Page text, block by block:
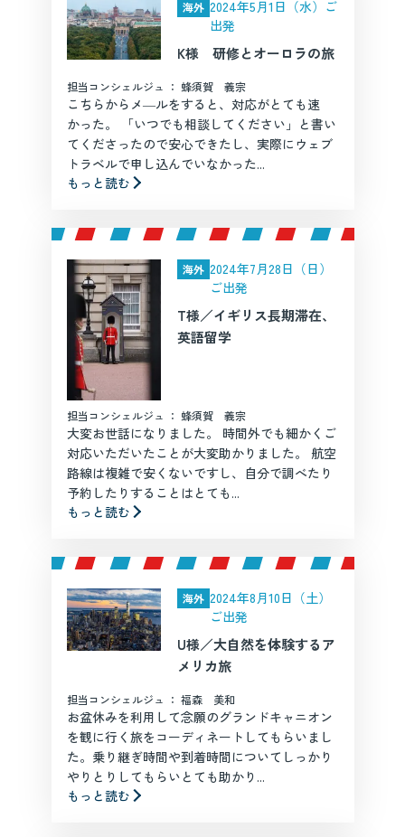
海外 2024年5月1日（水）ご
出発
K様 研修とオーロラの旅
担当コンシェルジュ ： 蜂須賀 義宗
こちらからメ―ルをすると、対応がとても速
かった。 「いつでも相談してください」と書い
てくださったので安心できたし、実際にウェブ
トラベルで申し込んでいなかった...
もっと読む
海外 2024年7月28日（日）
ご出発
T様／イギリス長期滞在、
英語留学
担当コンシェルジュ ： 蜂須賀 義宗
大変お世話になりました。 時間外でも細かくご
対応いただいたことが大変助かりました。 航空
路線は複雑で安くないですし、自分で調べたり
予約したりすることはとても...
もっと読む
海外 2024年8月10日（土）
ご出発
U様／大自然を体験するア
メリカ旅
担当コンシェルジュ ： 福森 美和
お盆休みを利用して念願のグランドキャニオン
を観に行く旅をコーディネートしてもらいまし
た。乗り継ぎ時間や到着時間についてしっかり
やりとりしてもらいとても助かり...
もっと読む